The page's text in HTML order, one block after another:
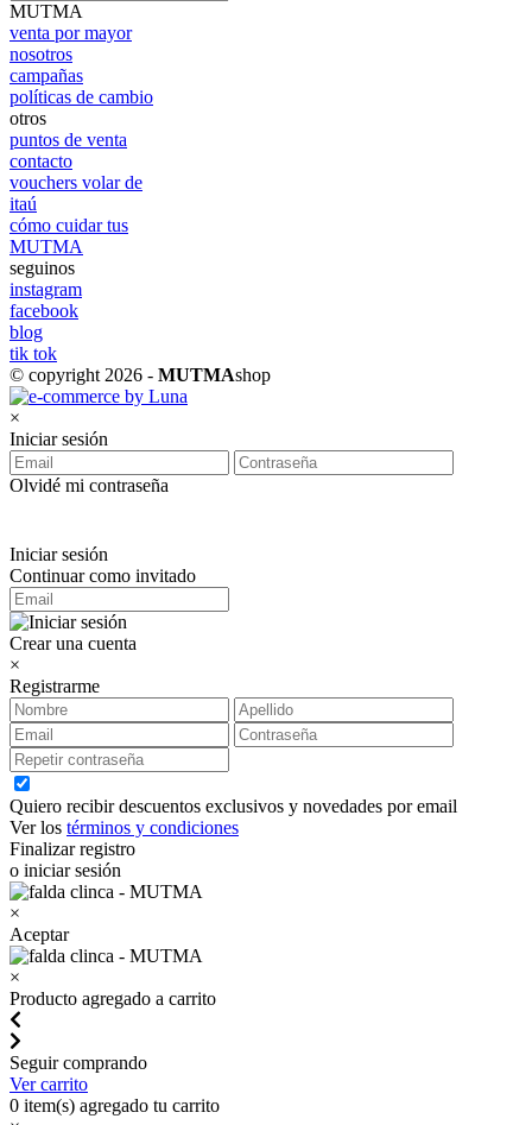
MUTMA
venta por mayor
nosotros
campañas
políticas de cambio
otros
puntos de venta
contacto
vouchers volar de
itaú
cómo cuidar tus
MUTMA
seguinos
instagram
facebook
blog
tik tok
© copyright 2026 - MUTMAshop
×
Iniciar sesión
Olvidé mi contraseña
Iniciar sesión
Continuar como invitado
Crear una cuenta
×
Registrarme
Quiero recibir descuentos exclusivos y novedades por email
Ver los términos y condiciones
Finalizar registro
o iniciar sesión
×
Aceptar
×
Producto agregado a carrito
Seguir comprando
Ver carrito
0 item(s) agregado tu carrito